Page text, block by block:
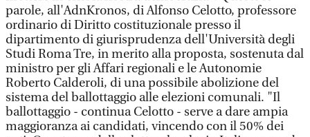
parole, all'AdnKronos, di Alfonso Celotto, professore
ordinario di Diritto costituzionale presso il
dipartimento di giurisprudenza dell'Università degli
Studi Roma Tre, in merito alla proposta, sostenuta dal
ministro per gli Affari regionali e le Autonomie
Roberto Calderoli, di una possibile abolizione del
sistema del ballottaggio alle elezioni comunali. "Il
ballottaggio - continua Celotto - serve a dare ampia
maggioranza ai candidati, vincendo con il 50% dei